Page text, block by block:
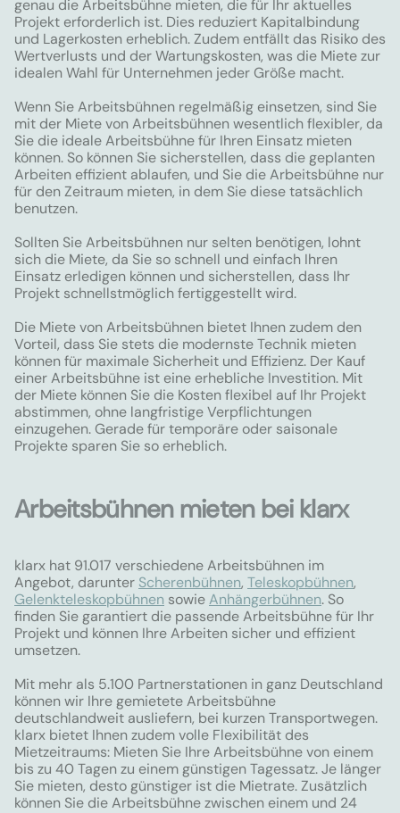
genau die Arbeitsbühne mieten, die für Ihr aktuelles
Projekt erforderlich ist. Dies reduziert Kapitalbindung
und Lagerkosten erheblich. Zudem entfällt das Risiko des
Wertverlusts und der Wartungskosten, was die Miete zur
idealen Wahl für Unternehmen jeder Größe macht.
Wenn Sie Arbeitsbühnen regelmäßig einsetzen, sind Sie
mit der Miete von Arbeitsbühnen wesentlich flexibler, da
Sie die ideale Arbeitsbühne für Ihren Einsatz mieten
können. So können Sie sicherstellen, dass die geplanten
Arbeiten effizient ablaufen, und Sie die Arbeitsbühne nur
für den Zeitraum mieten, in dem Sie diese tatsächlich
benutzen.
Sollten Sie Arbeitsbühnen nur selten benötigen, lohnt
sich die Miete, da Sie so schnell und einfach Ihren
Einsatz erledigen können und sicherstellen, dass Ihr
Projekt schnellstmöglich fertiggestellt wird.
Die Miete von Arbeitsbühnen bietet Ihnen zudem den
Vorteil, dass Sie stets die modernste Technik mieten
können für maximale Sicherheit und Effizienz. Der Kauf
einer Arbeitsbühne ist eine erhebliche Investition. Mit
der Miete können Sie die Kosten flexibel auf Ihr Projekt
abstimmen, ohne langfristige Verpflichtungen
einzugehen. Gerade für temporäre oder saisonale
Projekte sparen Sie so erheblich.
Arbeitsbühnen mieten bei klarx
klarx hat 91.017 verschiedene Arbeitsbühnen im
Angebot, darunter Scherenbühnen, Teleskopbühnen,
Gelenkteleskopbühnen sowieAnhängerbühnen. So
finden Sie garantiert die passende Arbeitsbühne für Ihr
Projekt und können Ihre Arbeiten sicher und effizient
umsetzen.
Mit mehr als 5.100 Partnerstationen in ganz Deutschland
können wir Ihre gemietete Arbeitsbühne
deutschlandweit ausliefern, bei kurzen Transportwegen.
klarx bietet Ihnen zudem volle Flexibilität des
Mietzeitraums: Mieten Sie Ihre Arbeitsbühne von einem
bis zu 40 Tagen zu einem günstigen Tagessatz. Je länger
Sie mieten, desto günstiger ist die Mietrate. Zusätzlich
können Sie die Arbeitsbühne zwischen einem und 24